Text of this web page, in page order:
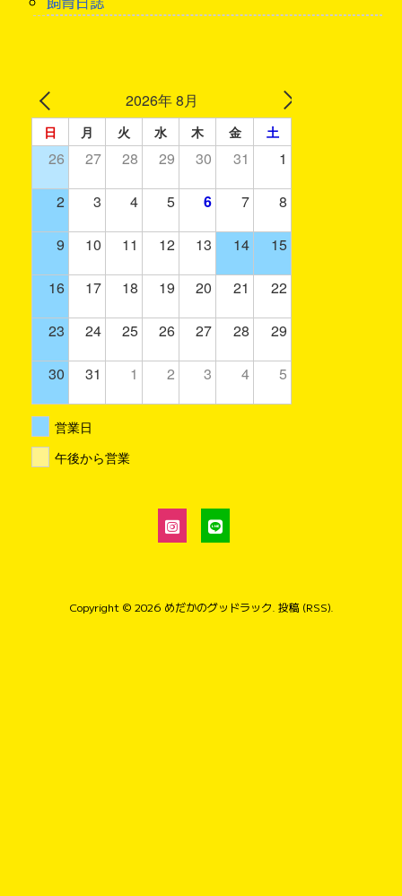
2026年 8月
日 月 火 水 木 金 土
26 27 28 29 30 31 1
2 3 4 5 6 7 8
9 10 11 12 13 14 15
16 17 18 19 20 21 22
23 24 25 26 27 28 29
30 31 1 2 3 4 5
営業日
午後から営業
Copyright © 2026 めだかのグッドラック 投稿 (RSS).